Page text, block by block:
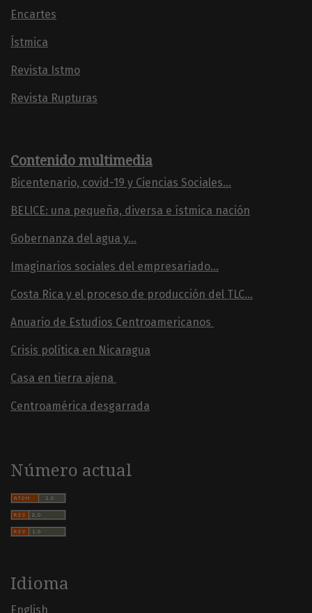
Encartes
Ístmica
Revista Istmo
Revista Rupturas
Contenido multimedia
Bicentenario, covid-19 y Ciencias Sociales...
BELICE: una pequeña, diversa e ístmica nación
Gobernanza del agua y...
Imaginarios sociales del empresariado...
Costa Rica y el proceso de producción del TLC...
Anuario de Estudios Centroamericanos
Crisis política en Nicaragua
Casa en tierra ajena
Centroamérica desgarrada
Número actual
Idioma
English